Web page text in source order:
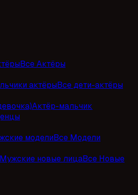
Все Актёры
актёрыВсе дети-актёры
Актёр-мальчик
моделиВсе Модели
Мужские новые лицаВсе Новые